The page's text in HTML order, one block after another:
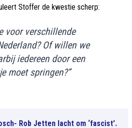
Stoffer de kwestie scherp:
voor verschillende
Of willen we
iedereen door een
moet springen?”
Rob Jetten lacht om ‘fascist’.